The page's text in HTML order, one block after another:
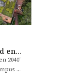
en
2040’
y